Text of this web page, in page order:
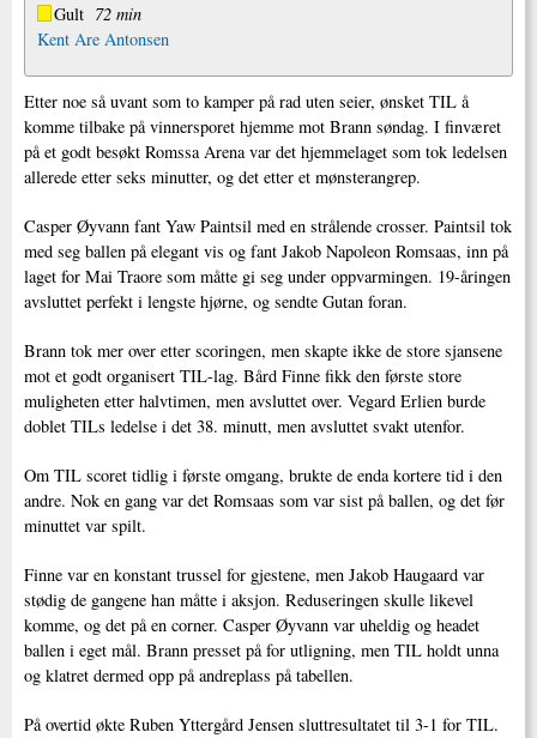
Gult 72 min
Kent Are Antonsen
Etter noe så uvant som to kamper på rad uten seier, ønsket TIL å
komme tilbake på vinnersporet hjemme mot Brann søndag. I finværet
på et godt besøkt Romssa Arena var det hjemmelaget som tok ledelsen
allerede etter seks minutter, og det etter et mønsterangrep.
Casper Øyvann fant Yaw Paintsil med en strålende crosser. Paintsil tok
med seg ballen på elegant vis og fant Jakob Napoleon Romsaas, inn på
laget for Mai Traore som måtte gi seg under oppvarmingen. 19-åringen
avsluttet perfekt i lengste hjørne, og sendte Gutan foran.
Brann tok mer over etter scoringen, men skapte ikke de store sjansene
mot et godt organisert TIL-lag. Bård Finne fikk den første store
muligheten etter halvtimen, men avsluttet over. Vegard Erlien burde
doblet TILs ledelse i det 38. minutt, men avsluttet svakt utenfor.
Om TIL scoret tidlig i første omgang, brukte de enda kortere tid i den
andre. Nok en gang var det Romsaas som var sist på ballen, og det før
minuttet var spilt.
Finne var en konstant trussel for gjestene, men Jakob Haugaard var
stødig de gangene han måtte i aksjon. Reduseringen skulle likevel
komme, og det på en corner. Casper Øyvann var uheldig og headet
ballen i eget mål. Brann presset på for utligning, men TIL holdt unna
og klatret dermed opp på andreplass på tabellen.
På overtid økte Ruben Yttergård Jensen sluttresultatet til 3-1 for TIL.